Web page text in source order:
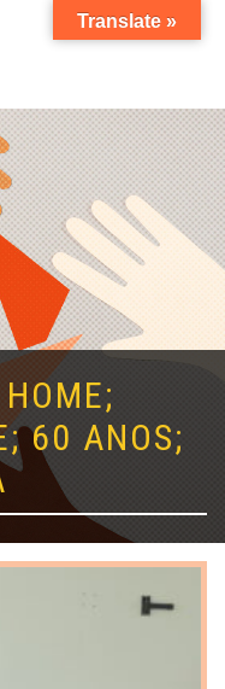
60 ANOS;
Translate »